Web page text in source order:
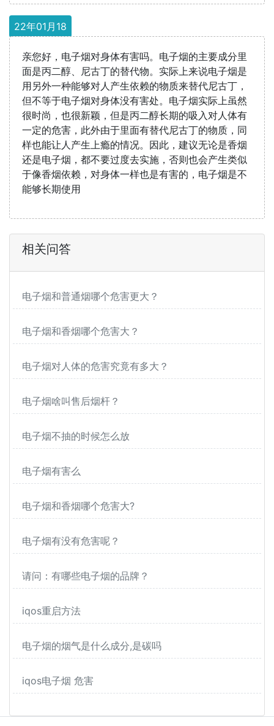
22年01月18
亲您好，电子烟对身体有害吗。电子烟的主要成分里
面是丙二醇、尼古丁的替代物。实际上来说电子烟是
用另外一种能够对人产生依赖的物质来替代尼古丁，
但不等于电子烟对身体没有害处。电子烟实际上虽然
很时尚，也很新颖，但是丙二醇长期的吸入对人体有
一定的危害，此外由于里面有替代尼古丁的物质，同
样也能让人产生上瘾的情况。因此，建议无论是香烟
还是电子烟，都不要过度去实施，否则也会产生类似
于像香烟依赖，对身体一样也是有害的，电子烟是不
能够长期使用
相关问答
电子烟和普通烟哪个危害更大？
电子烟和香烟哪个危害大？
电子烟对人体的危害究竟有多大？
电子烟啥叫售后烟杆？
电子烟不抽的时候怎么放
电子烟有害么
电子烟和香烟哪个危害大?
电子烟有没有危害呢？
请问：有哪些电子烟的品牌？
iqos重启方法
电子烟的烟气是什么成分,是碳吗
iqos电子烟 危害